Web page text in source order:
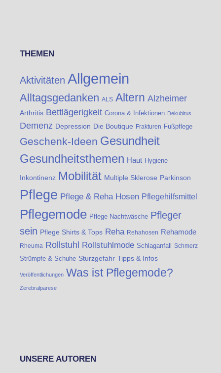
THEMEN
Aktivitäten Allgemein
Alltagsgedanken ALS Altern Alzheimer
Arthritis Bettlägerigkeit Corona & Infektionen Dekubitus
Demenz Depression Die Boutique Frakturen Fußpflege
Geschenk-Ideen Gesundheit
Gesundheitsthemen Haut Hygiene
Inkontinenz Mobilität Multiple Sklerose Parkinson
Pflege Pflege & Reha Hosen Pflegehilfsmittel
Pflegemode Pflege Nachtwäsche Pfleger
sein Pflege Shirts & Tops Reha Rehahosen Rehamode
Rheuma Rollstuhl Rollstuhlmode Schlaganfall Schmerz
Strümpfe & Schuhe Sturzgefahr Tipps & Infos
Veröffentlichungen Was ist Pflegemode?
Zerebralparese
UNSERE AUTOREN